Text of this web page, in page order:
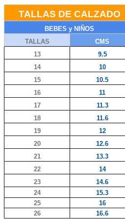
TALLAS DE CALZADO
BEBES y NIÑOS
TALLAS
CMS
13
9.5
14
10
15
10.5
16
11
17
11.3
18
11.6
19
12
20
12.6
21
13.3
22
14
23
14.6
24
15.3
25
16
26
16.6